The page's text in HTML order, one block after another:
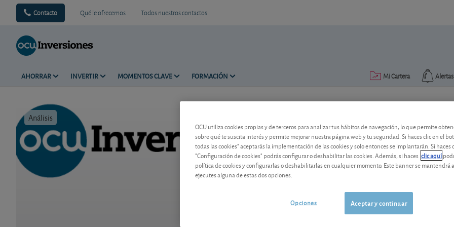
Contacto Qué le ofrecemos Todos nuestros contactos
AHORRAR INVERTIR MOMENTOS CLAVE FORMACIÓN Alertas
Mi Cartera
Análisis
Santander lanza su plan de
El Santander está en pleno proceso de
nada. Sepa en qué consiste y cómo le
OCU utiliza cookies propias y de terceros para analizar tus hábitos de navegación, lo que permite
sobre qué te suscita interés y permite mejorar nuestra página web y tu seguridad. Si haces clic en el
todas las cookies" aceptarás la implementación de las cookies y solo entonces se implantarán. Si haces
"Configuración de cookies" podrás configurar o deshabilitar las cookies. Además, si haces clic aquí
política de cookies y configurarlas o deshabilitarlas en cualquier momento. Este banner se mantendrá
ejecutes alguna de estas dos opciones.
Aceptar y continuar
Opciones